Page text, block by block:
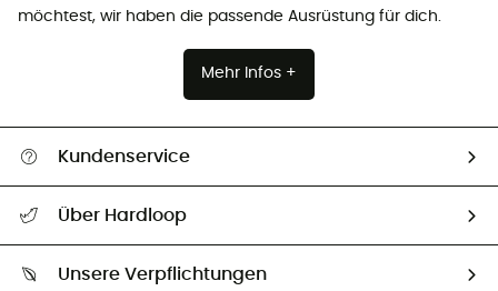
möchtest, wir haben die passende Ausrüstung für dich.
Mehr Infos +
Kundenservice
Größentabelle
Über Hardloop
Unsere Verpflichtungen